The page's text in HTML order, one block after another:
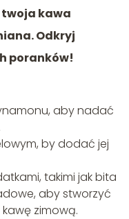
kawa
Odkryj
poranków!
aby nadać
by dodać jej
takimi jak bita
aby stworzyć
zimową.